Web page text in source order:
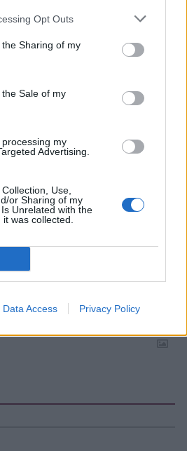
Opt Outs
Sharing of my
Sale of my
my
Advertising.
Use,
or Sharing of my
Unrelated with the
was collected.
Data Access Privacy Policy